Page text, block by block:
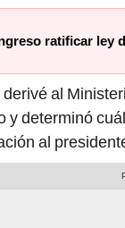
ratificar ley
derivé al
y determinó
al